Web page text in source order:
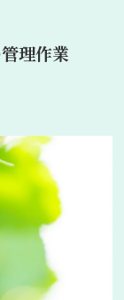
理作業